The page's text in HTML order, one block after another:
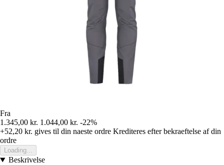
Fra
1.345,00 kr. 1.044,00 kr. -22%
+52,20 kr. gives til din naeste ordre Krediteres efter bekraeftelse af din
ordre
Loading...
Beskrivelse